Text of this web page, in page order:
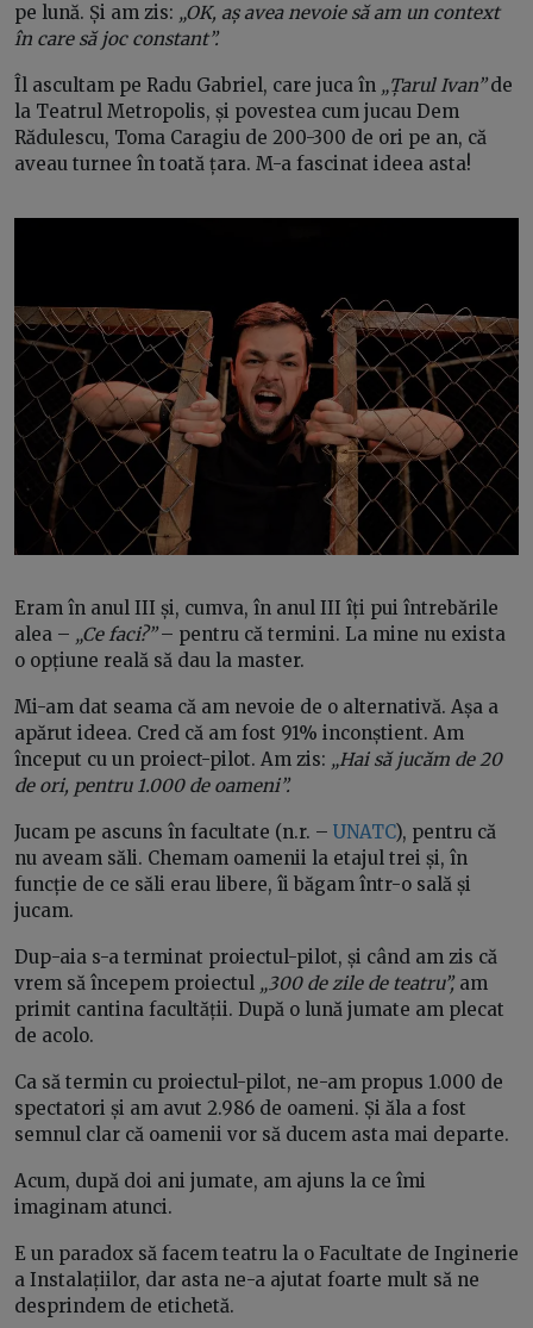
pe lună. Și am zis: „OK, aș avea nevoie să am un context
în care să joc constant”.
Îl ascultam pe Radu Gabriel, care juca în „Țarul Ivan”de
la Teatrul Metropolis, și povestea cum jucau Dem
Rădulescu, Toma Caragiu de 200-300 de ori pe an, că
aveau turnee în toată țara. M-a fascinat ideea asta!
Eram în anul III și, cumva, în anul III îți pui întrebările
alea – „Ce faci?”– pentru că termini. La mine nu exista
o opțiune reală să dau la master.
Mi-am dat seama că am nevoie de o alternativă. Așa a
apărut ideea. Cred că am fost 91% inconștient. Am
început cu un proiect-pilot. Am zis: „Hai să jucăm de 20
de ori, pentru 1.000 de oameni”.
Jucam pe ascuns în facultate (n.r. – UNATC), pentru că
nu aveam săli. Chemam oamenii la etajul trei și, în
funcție de ce săli erau libere, îi băgam într-o sală și
jucam.
Dup-aia s-a terminat proiectul-pilot, și când am zis că
vrem să începem proiectul „300 de zile de teatru”, am
primit cantina facultății. După o lună jumate am plecat
de acolo.
Ca să termin cu proiectul-pilot, ne-am propus 1.000 de
spectatori și am avut 2.986 de oameni. Și ăla a fost
semnul clar că oamenii vor să ducem asta mai departe.
Acum, după doi ani jumate, am ajuns la ce îmi
imaginam atunci.
E un paradox să facem teatru la o Facultate de Inginerie
a Instalațiilor, dar asta ne-a ajutat foarte mult să ne
desprindem de etichetă.